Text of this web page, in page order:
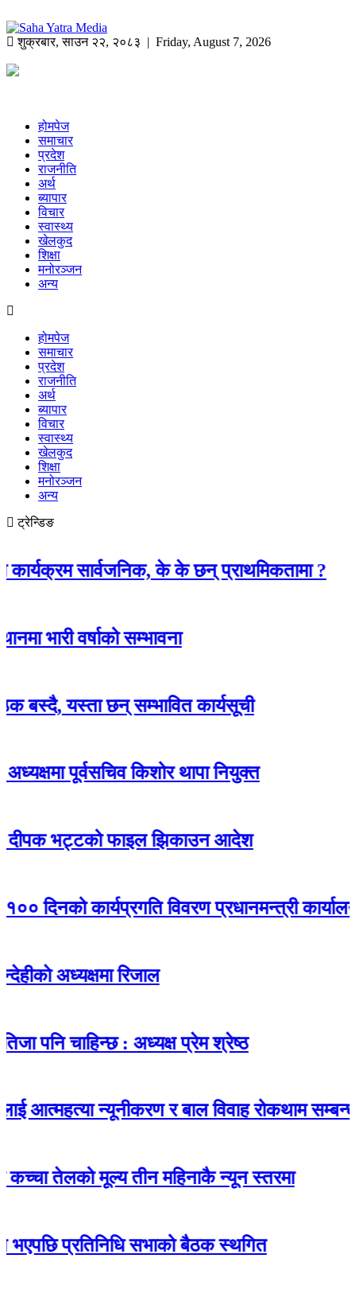
शुक्रबार,साउन २२, २०८३ | Friday, August 7, 2026
होमपेज
समाचार
प्रदेश
राजनीति
अर्थ
ब्यापार
विचार
स्वास्थ्य
खेलकुद
शिक्षा
मनोरञ्जन
अन्य
होमपेज
समाचार
प्रदेश
राजनीति
अर्थ
ब्यापार
विचार
स्वास्थ्य
खेलकुद
शिक्षा
मनोरञ्जन
अन्य
ट्रेन्डिङ
सार्वजनिक, के के छन् प्राथमिकतामा ?
सम्भावना
छन् सम्भावित कार्यसूची
किशोर थापा नियुक्त
भट्टको फाइल झिकाउन आदेश
कार्यप्रगति विवरण प्रधानमन्त्री कार्यालयमा पेस
रिजाल
चाहिन्छ : अध्यक्ष प्रेम श्रेष्ठ
न्यूनीकरण र बाल विवाह रोकथाम सम्बन्धी
मूल्य तीन महिनाकै न्यून स्तरमा
सभाको बैठक स्थगित